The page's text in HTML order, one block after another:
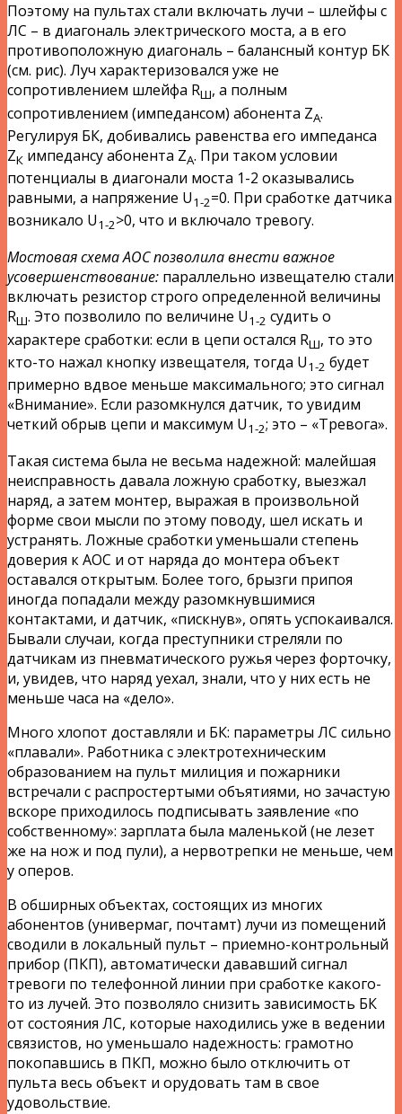
Поэтому на пультах стали включать лучи – шлейфы с
ЛС – в диагональ электрического моста, а в его
противоположную диагональ – балансный контур БК
(см. рис). Луч характеризовался уже не
сопротивлением шлейфа RШ, а полным
сопротивлением (импедансом) абонента ZА.
Регулируя БК, добивались равенства его импеданса
ZК импедансу абонента ZА. При таком условии
потенциалы в диагонали моста 1-2 оказывались
равными, а напряжение U1-2=0. При сработке датчика
возникало U1-2>0, что и включало тревогу.
Мостовая схема АОС позволила внести важное
усовершенствование: параллельно извещателю стали
включать резистор строго определенной величины
RШ. Это позволило по величине U1-2 судить о
характере сработки: если в цепи остался RШ, то это
кто-то нажал кнопку извещателя, тогда U1-2 будет
примерно вдвое меньше максимального; это сигнал
«Внимание». Если разомкнулся датчик, то увидим
четкий обрыв цепи и максимум U1-2; это – «Тревога».
Такая система была не весьма надежной: малейшая
неисправность давала ложную сработку, выезжал
наряд, а затем монтер, выражая в произвольной
форме свои мысли по этому поводу, шел искать и
устранять. Ложные сработки уменьшали степень
доверия к АОС и от наряда до монтера объект
оставался открытым. Более того, брызги припоя
иногда попадали между разомкнувшимися
контактами, и датчик, «пискнув», опять успокаивался.
Бывали случаи, когда преступники стреляли по
датчикам из пневматического ружья через форточку,
и, увидев, что наряд уехал, знали, что у них есть не
меньше часа на «дело».
Много хлопот доставляли и БК: параметры ЛС сильно
«плавали». Работника с электротехническим
образованием на пульт милиция и пожарники
встречали с распростертыми объятиями, но зачастую
вскоре приходилось подписывать заявление «по
собственному»: зарплата была маленькой (не лезет
же на нож и под пули), а нервотрепки не меньше, чем
у оперов.
В обширных объектах, состоящих из многих
абонентов (универмаг, почтамт) лучи из помещений
сводили в локальный пульт – приемно-контрольный
прибор (ПКП), автоматически дававший сигнал
тревоги по телефонной линии при сработке какого-
то из лучей. Это позволяло снизить зависимость БК
от состояния ЛС, которые находились уже в ведении
связистов, но уменьшало надежность: грамотно
покопавшись в ПКП, можно было отключить от
пульта весь объект и орудовать там в свое
удовольствие.